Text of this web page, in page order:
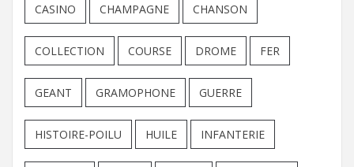
CASINO CHAMPAGNE CHANSON
COLLECTION COURSE DROME FER
GEANT GRAMOPHONE GUERRE
HISTOIRE-POILU HUILE INFANTERIE